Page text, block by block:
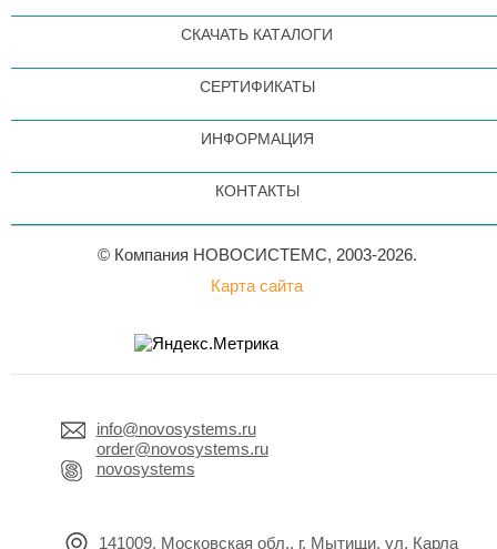
СКАЧАТЬ КАТАЛОГИ
СЕРТИФИКАТЫ
ИНФОРМАЦИЯ
КОНТАКТЫ
© Компания НОВОСИСТЕМС, 2003-2026.
Карта сайта
info@novosystems.ru
order@novosystems.ru
novosystems
141009, Московская обл., г. Мытищи, ул. Карла